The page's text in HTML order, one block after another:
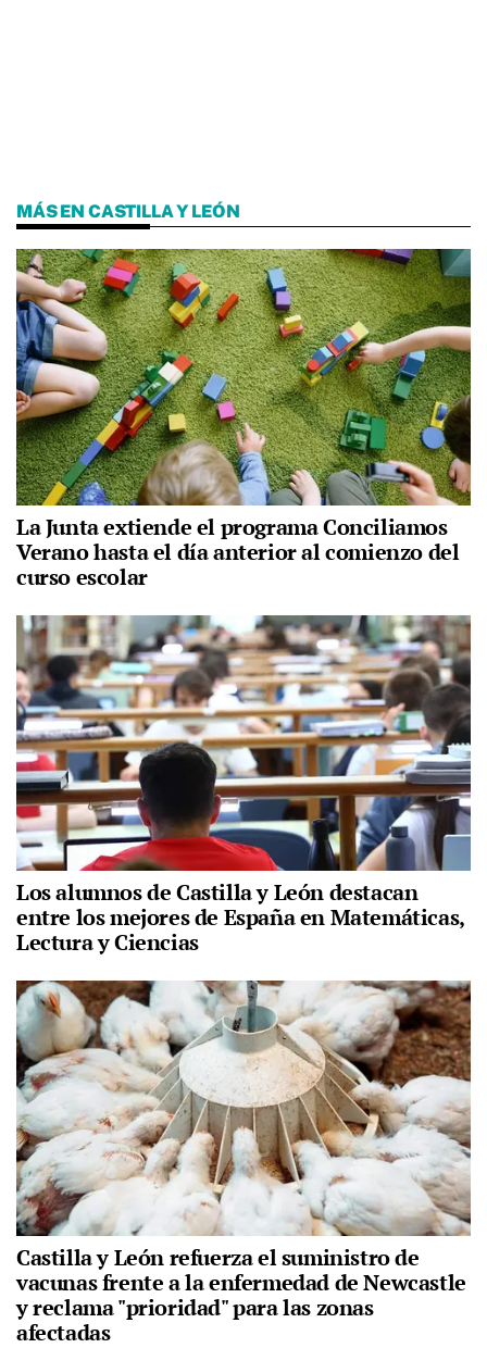
MÁS EN CASTILLA Y LEÓN
La Junta extiende el programa Conciliamos
Verano hasta el día anterior al comienzo del
curso escolar
Los alumnos de Castilla y León destacan
entre los mejores de España en Matemáticas,
Lectura y Ciencias
Castilla y León refuerza el suministro de
vacunas frente a la enfermedad de Newcastle
y reclama "prioridad" para las zonas
afectadas